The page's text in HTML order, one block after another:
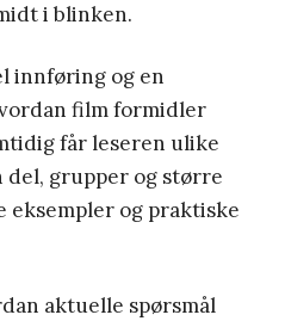
i blinken.
innføring og en
film formidler
får leseren ulike
del, grupper og større
eksempler og praktiske
aktuelle spørsmål